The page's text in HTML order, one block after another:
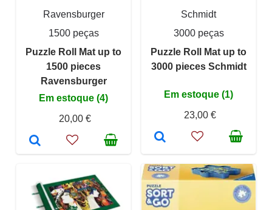
Ravensburger
1500 peças
Puzzle Roll Mat up to
1500 pieces
Ravensburger
Em estoque (4)
20,00 €
Schmidt
3000 peças
Puzzle Roll Mat up to
3000 pieces Schmidt
Em estoque (1)
23,00 €